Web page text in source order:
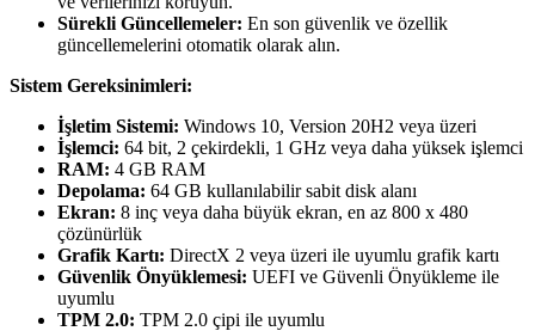
Sürekli Güncellemeler: En son güvenlik ve özellik
güncellemelerini otomatik olarak alın.
Sistem Gereksinimleri:
İşletim Sistemi: Windows 10, Version 20H2 veya üzeri
İşlemci: 64 bit, 2 çekirdekli, 1 GHz veya daha yüksek işlemci
RAM: 4 GB RAM
Depolama: 64 GB kullanılabilir sabit disk alanı
Ekran: 8 inç veya daha büyük ekran, en az 800 x 480
çözünürlük
Grafik Kartı: DirectX 2 veya üzeri ile uyumlu grafik kartı
Güvenlik Önyüklemesi: UEFI ve Güvenli Önyükleme ile
uyumlu
TPM 2.0: TPM 2.0 çipi ile uyumlu